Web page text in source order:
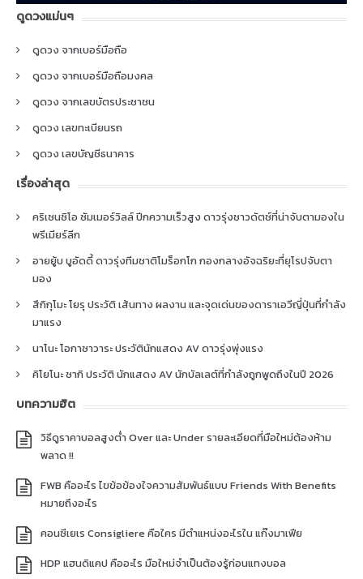
ดูดวงแม่นๆ
ดูดวง จากเบอร์มือถือ
ดูดวง จากเบอร์มือถือมงคล
ดูดวง จากเลขบัตรประชาชน
ดูดวง เลขทะเบียนรถ
ดูดวง เลขบัญชีธนาคาร
เรื่องล่าสุด
คริเซนซิโอ ซัมเมอร์วิลล์ ปีกความเร็วสูง ดาวรุ่งชาวดัตช์ที่น่าจับตามองใน
พรีเมียร์ลีก
อายยู้บ บูอัดดี้ ดาวรุ่งทีมชาติโมร็อกโก กองกลางอัจฉริยะที่ยุโรปจับตา
มอง
สึกิกุโมะ โยรุ ประวัติ เส้นทาง ผลงาน และจุดเด่นของดาราเอวีญี่ปุ่นที่กำลัง
มาแรง
นาโนะ โอกาซาวาระ ประวัตินักแสดง AV ดาวรุ่งพุ่งแรง
คิโยโนะ ซากิ ประวัติ นักแสดง AV นักบัลเลต์ที่กำลังถูกพูดถึงในปี 2026
บทความฮิต
วิธีดูราคาบอลสูงต่ำ Over และ Under รายละเอียดที่มือใหม่ต้องห้าม
พลาด !!
FWB คืออะไร ไขข้อข้องใจความสัมพันธ์แบบ Friends With Benefits
หมายถึงอะไร
คอนซีเยเร Consigliere คือใคร มีตำแหน่งอะไรใน แก๊งมาเฟีย
HDP แฮนดิแคป คืออะไร มือใหม่จำเป็นต้องรู้ก่อนแทงบอล